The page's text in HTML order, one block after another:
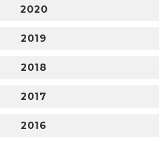
2020
2019
2018
2017
2016